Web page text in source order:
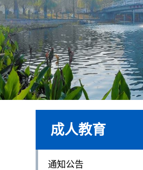
成人教育
通知公告